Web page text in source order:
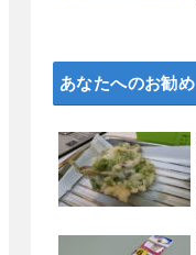
あなたへのお勧め